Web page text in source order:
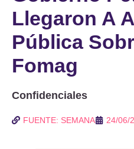
Llegaron A
Pública
Fomag
Confidenciales
FUENTE: SEMANA 24/06/